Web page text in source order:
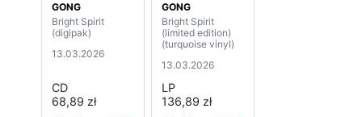
GONG
Bright Spirit
(digipak)
13.03.2026
CD
68,89 zł
GONG
Bright Spirit
(limited edition)
(turquoise vinyl)
13.03.2026
LP
136,89 zł